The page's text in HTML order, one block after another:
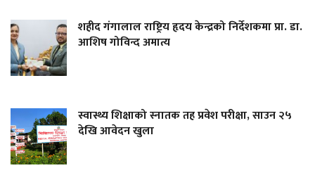
शहीद गंगालाल राष्ट्रिय हृदय केन्द्रको निर्देशकमा प्रा. डा.
आशिष गोविन्द अमात्य
स्वास्थ्य शिक्षाको स्नातक तह प्रवेश परीक्षा, साउन २५
देखि आवेदन खुला